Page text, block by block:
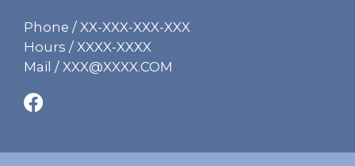
Phone / XX-XXX-XXX-XXX
Hours / XXXX-XXXX
Mail / XXX@XXXX.COM